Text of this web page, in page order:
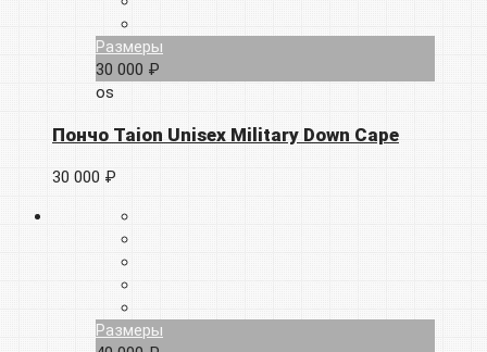
Размеры
30 000 ₽
os
Пончо Taion Unisex Military Down Cape
30 000 ₽
Размеры